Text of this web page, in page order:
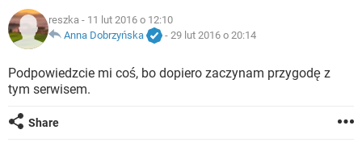
INSTAGRAM
WINDOWS 10
IOS
INSTAGRAM
WINDOWS 10
COVID-19
GRY WHATSAPP
INSTAGRAM
WINDOWS 10
ARTYKUŁY
COVID-19
GRY WHATSAPP
INSTAGRAM
reszka - 11 lut 2016 o 12:10
Anna Dobrzyńska
- 29 lut 2016 o 20:14
Podpowiedzcie mi coś, bo dopiero zaczynam przygodę z
tym serwisem.
Share